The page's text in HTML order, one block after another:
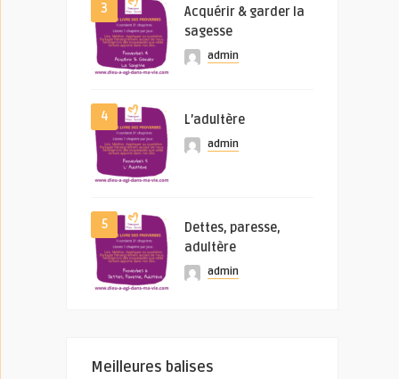
3
Acquérir & garder la
sagesse
admin
4 L’adultère
admin
5
Dettes, paresse,
adultère
admin
Meilleures balises